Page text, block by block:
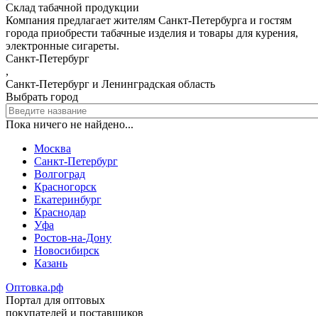
Склад табачной продукции
Компания предлагает жителям Санкт-Петербурга и гостям
города приобрести табачные изделия и товары для курения,
электронные сигареты.
Санкт-Петербург
,
Санкт-Петербург и Ленинградская область
Выбрать город
Пока ничего не найдено...
Москва
Санкт-Петербург
Волгоград
Красногорск
Екатеринбург
Краснодар
Уфа
Ростов-на-Дону
Новосибирск
Казань
Оптовка.рф
Портал для оптовых
покупателей и поставщиков